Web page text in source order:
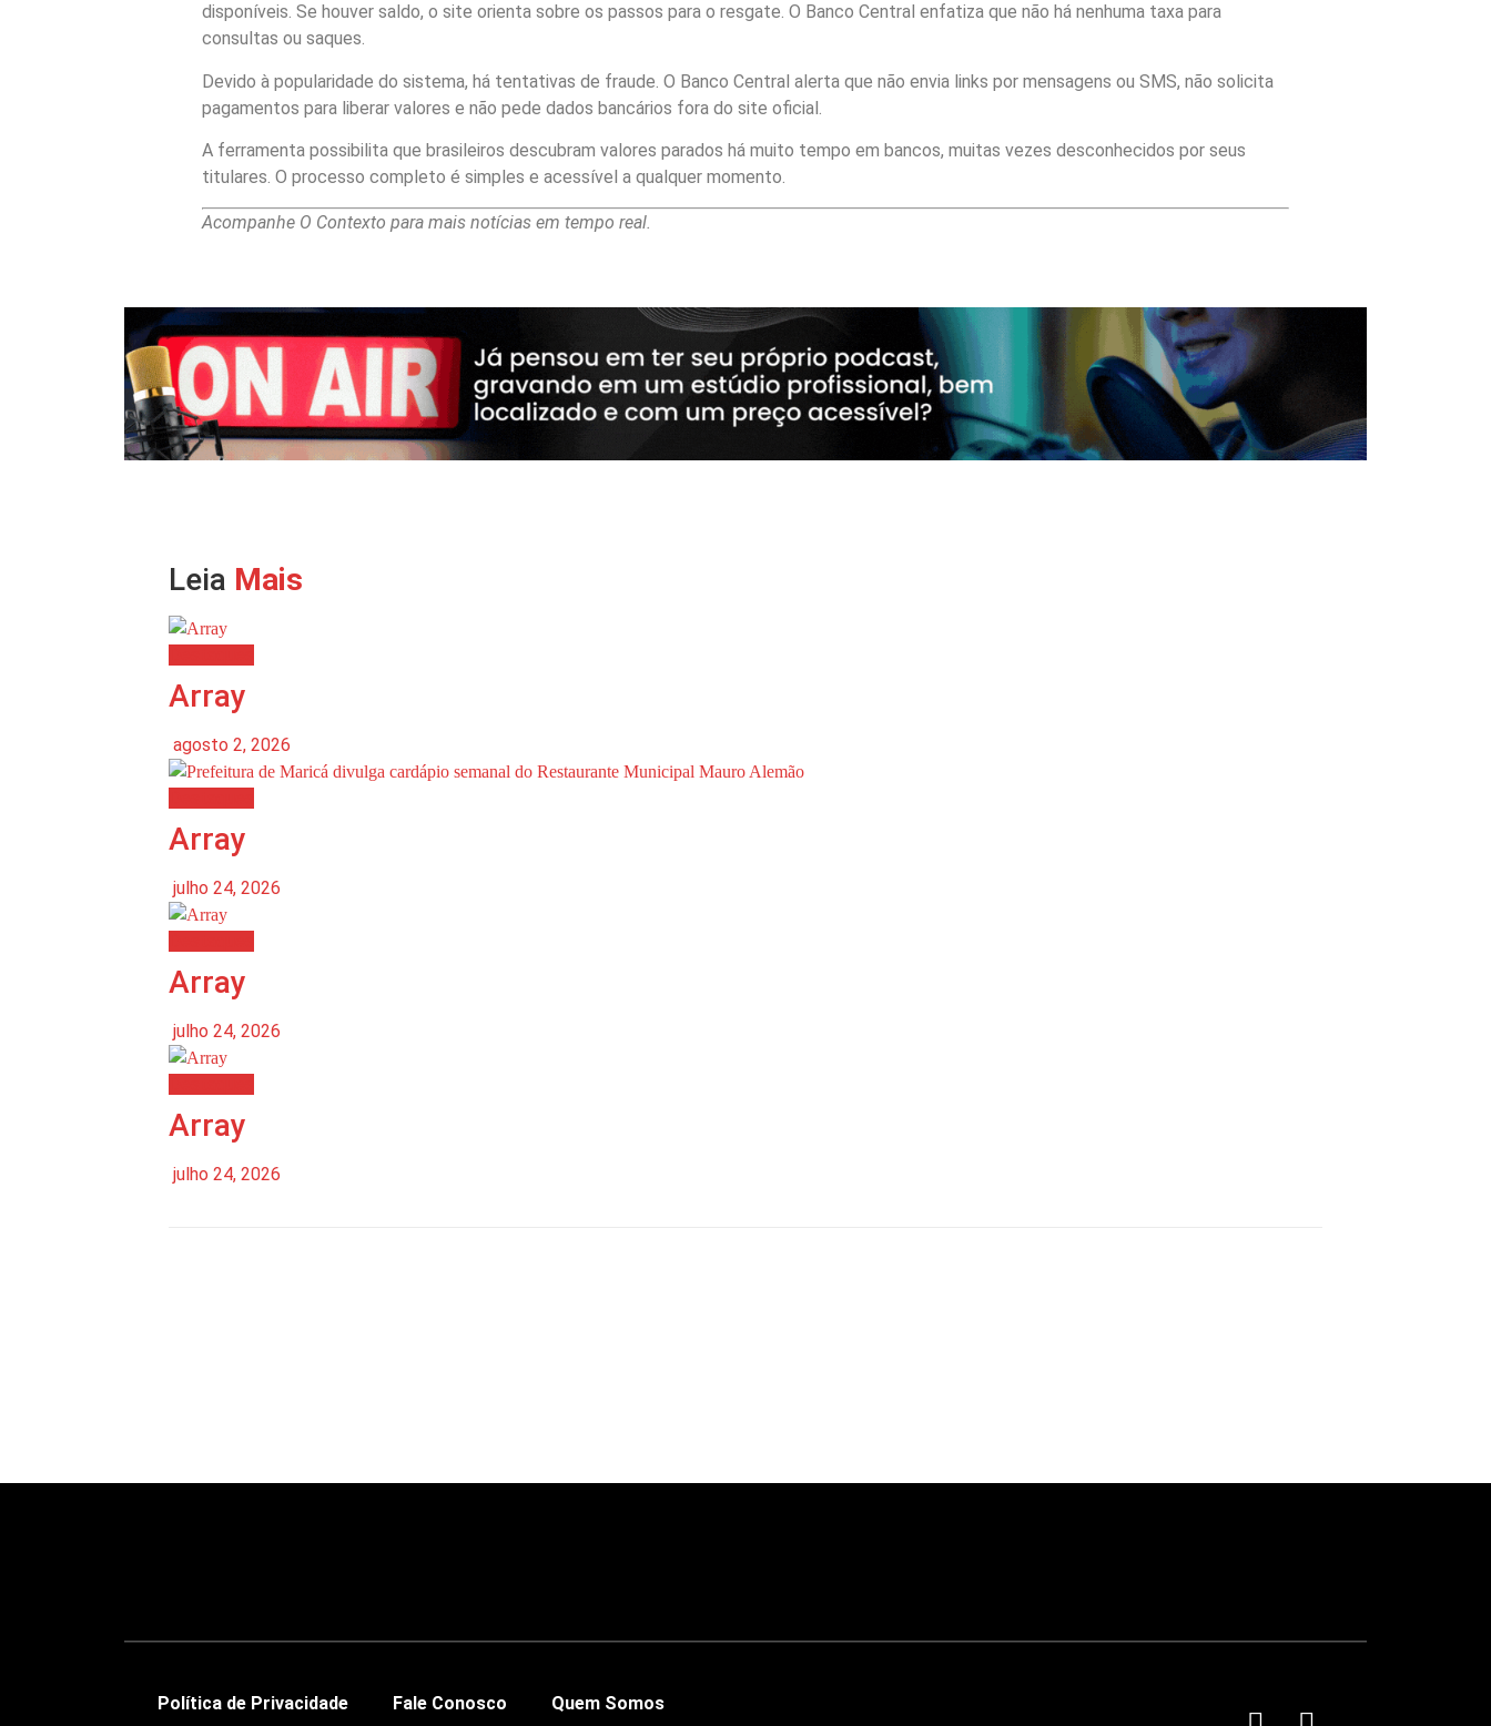
disponíveis. Se houver saldo, o site orienta sobre os passos para o resgate. O Banco Central enfatiza que não há nenhuma taxa para
consultas ou saques.
Devido à popularidade do sistema, há tentativas de fraude. O Banco Central alerta que não envia links por mensagens ou SMS, não solicita
pagamentos para liberar valores e não pede dados bancários fora do site oficial.
A ferramenta possibilita que brasileiros descubram valores parados há muito tempo em bancos, muitas vezes desconhecidos por seus
titulares. O processo completo é simples e acessível a qualquer momento.
Acompanhe O Contexto para mais notícias em tempo real.
Leia Mais
Array
agosto 2, 2026
Array
julho 24, 2026
Array
julho 24, 2026
Array
julho 24, 2026
Política de Privacidade Fale Conosco Quem Somos